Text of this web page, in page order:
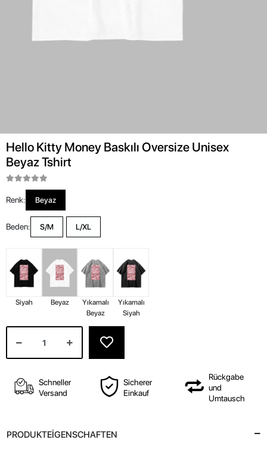
Hello Kitty Money Baskılı Oversize Unisex
Beyaz Tshirt
Renk: Beyaz
Beden: S/M L/XL
Siyah Beyaz
Yıkamalı
Beyaz
Yıkamalı
Siyah
Schneller
Versand
Sicherer
Einkauf
Rückgabe
und
Umtausch
PRODUKTEİGENSCHAFTEN